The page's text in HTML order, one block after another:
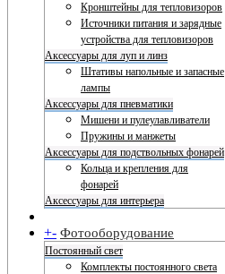
Кронштейны для тепловизоров
Источники питания и зарядные
устройства для тепловизоров
Аксессуары для луп и линз
Штативы напольные и запасные
лампы
Аксессуары для пневматики
Мишени и пулеулавливатели
Пружины и манжеты
Аксессуары для подствольных фонарей
Кольца и крепления для
фонарей
Аксессуары для интерьера
+- Фотооборудование
Постоянный свет
Комплекты постоянного света